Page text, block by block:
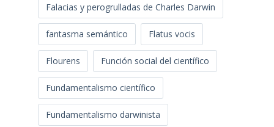
Falacias y perogrulladas de Charles Darwin
fantasma semántico Flatus vocis
Flourens Función social del científico
Fundamentalismo científico
Fundamentalismo darwinista